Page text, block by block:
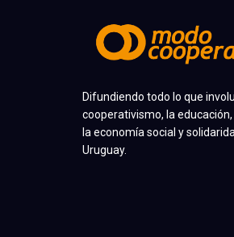
Difundiendo todo lo que
cooperativismo, la
la economía social y
Uruguay.